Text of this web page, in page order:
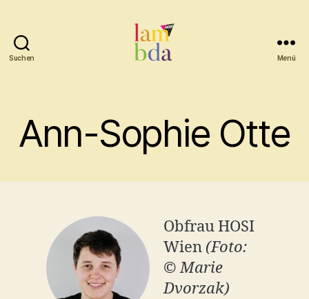
Suchen Menü
Ann-Sophie Otte
Obfrau HOSI
Wien (Foto:
© Marie
Dvorzak)